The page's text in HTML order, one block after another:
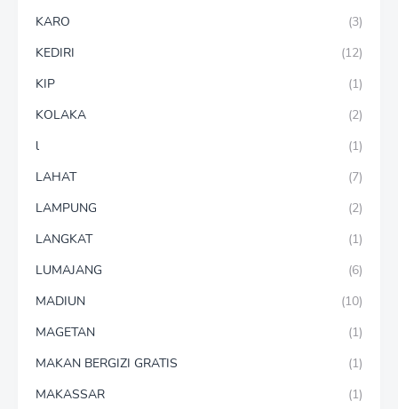
KARO
(3)
KEDIRI
(12)
KIP
(1)
KOLAKA
(2)
l
(1)
LAHAT
(7)
LAMPUNG
(2)
LANGKAT
(1)
LUMAJANG
(6)
MADIUN
(10)
MAGETAN
(1)
MAKAN BERGIZI GRATIS
(1)
MAKASSAR
(1)